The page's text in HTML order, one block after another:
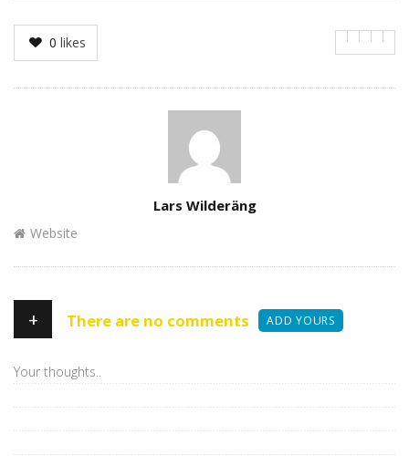
0 likes
Lars Wilderäng
Website
+ There are no comments ADD YOURS